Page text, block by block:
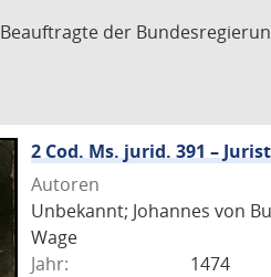
Beauftragte der
2 Cod. Ms. jurid. 391 –
Autoren
Unbekannt; Johannes von
Wage
Jahr:
1474